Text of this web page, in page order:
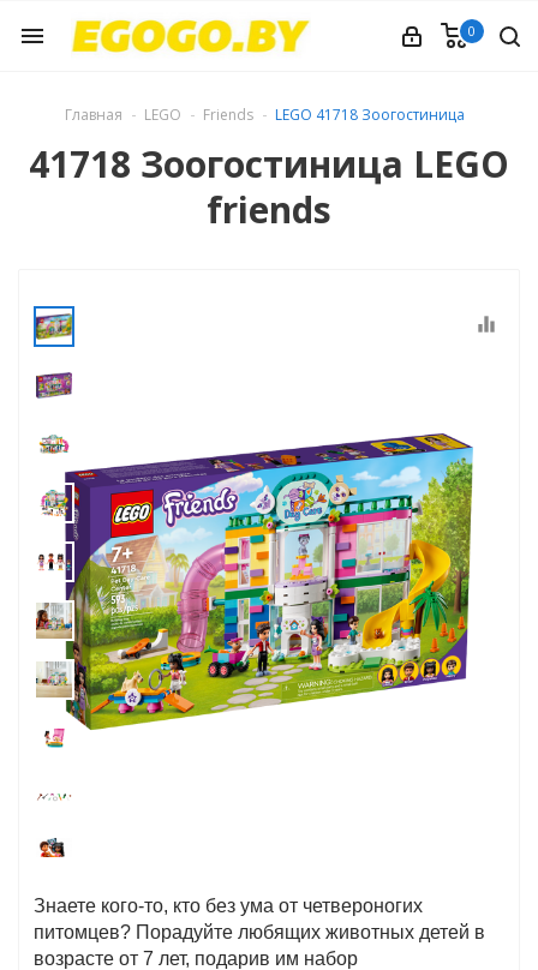
menu 0
Главная LEGO Friends LEGO 41718 Зоогостиница
41718 Зоогостиница LEGO
friends
equalizer
Знаете кого-то, кто без ума от четвероногих
питомцев? Порадуйте любящих животных детей в
возрасте от 7 лет, подарив им набор